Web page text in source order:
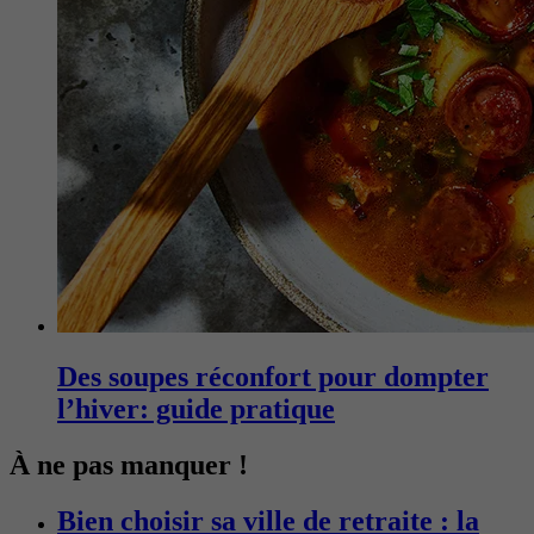
Des soupes réconfort pour dompter
l’hiver: guide pratique
À ne pas manquer !
Bien choisir sa ville de retraite : la